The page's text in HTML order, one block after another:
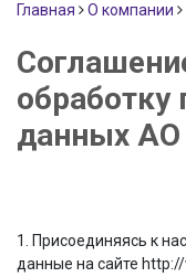
Главная О компании
обработку
данных
1. Присоединяясь к
данные на сайте